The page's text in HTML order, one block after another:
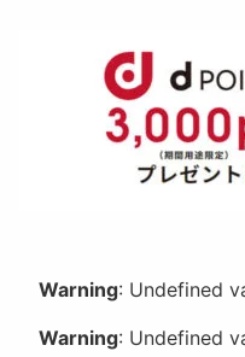
Warning: Undefined
Warning: Undefined